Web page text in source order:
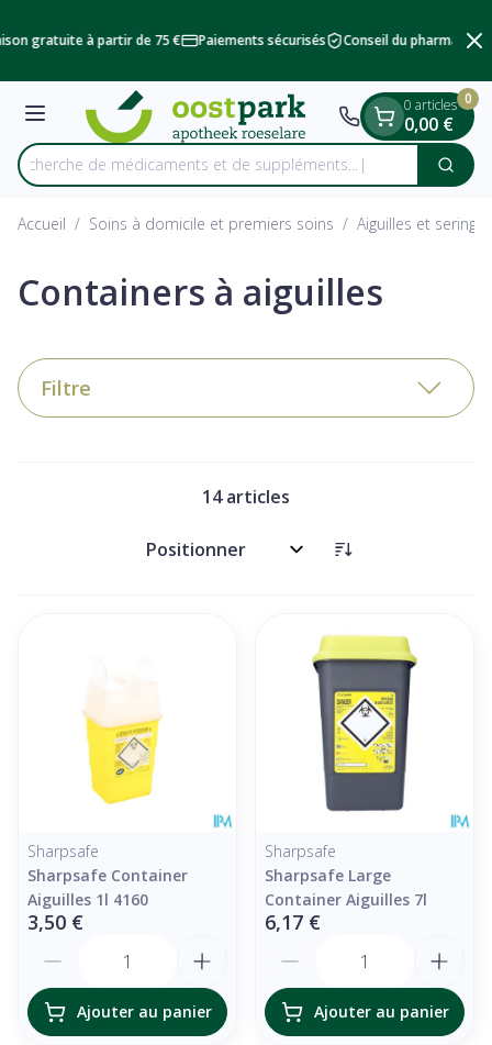
gratuite à partir de 75 € Paiements sécurisés Conseil du pharmacien
Menu
Rechercher
Recherche de médicaments et de suppléments...
0 articles
0,00 €
0
Accueil / Soins à domicile et premiers soins / Aiguilles et
Containers à aiguilles
Filtre
14articles
Trier par:
Sharpsafe
Sharpsafe Container
Aiguilles 1l 4160
3,50 €
Ajouter au panier
Sharpsafe
Sharpsafe Large
Container Aiguilles 7l
6,17 €
Ajouter au panier